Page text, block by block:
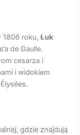
1806 roku,Łuk
de Gaulle.
cesarza i
i widokiem
gdzie znajdują